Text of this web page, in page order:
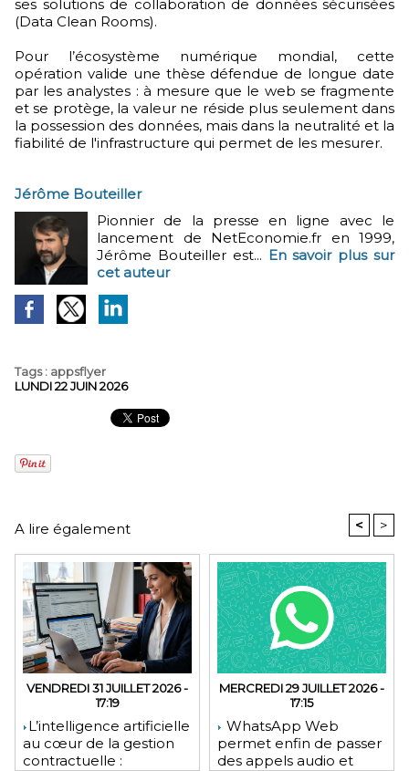
ses solutions de collaboration de données sécurisées
(Data Clean Rooms).
Pour l’écosystème numérique mondial, cette
opération valide une thèse défendue de longue date
par les analystes : à mesure que le web se fragmente
et se protège, la valeur ne réside plus seulement dans
la possession des données, mais dans la neutralité et la
fiabilité de l'infrastructure qui permet de les mesurer.
Jérôme Bouteiller
Pionnier de la presse en ligne avec le
lancement de NetEconomie.fr en 1999,
Jérôme Bouteiller est... En savoir plus sur
cet auteur
Tags: appsflyer
LUNDI 22 JUIN 2026
A lire également < >
VENDREDI 31 JUILLET 2026 -
17:19
​L’intelligence artificielle
au cœur de la gestion
contractuelle :
MERCREDI 29 JUILLET 2026 -
17:15
WhatsApp Web
permet enfin de passer
des appels audio et